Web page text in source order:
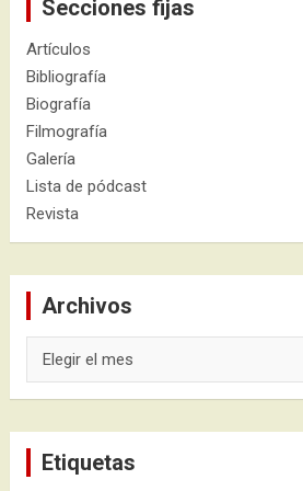
Secciones fijas
Artículos
Bibliografía
Biografía
Filmografía
Galería
Lista de pódcast
Revista
Archivos
Etiquetas